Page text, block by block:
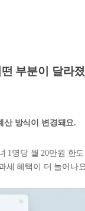
부분이 달라졌
산 방식이 변경돼요.
1명당 월 20만원 한도
세 혜택이 더 늘어나